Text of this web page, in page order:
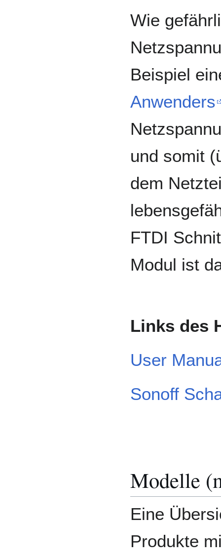
Wie
Beispiel
Anwenders
und somit
dem
FTDI
Modul ist
Links des
User
Sonoff
Modelle
Eine
Produkte